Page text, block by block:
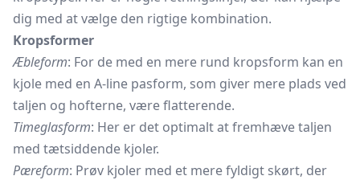
dig med at vælge den rigtige kombination.
Kropsformer
Æbleform: For de med en mere rund kropsform kan en
kjole med en A-line pasform, som giver mere plads ved
taljen og hofterne, være flatterende.
Timeglasform: Her er det optimalt at fremhæve taljen
med tætsiddende kjoler.
Pæreform: Prøv kjoler med et mere fyldigt skørt, der